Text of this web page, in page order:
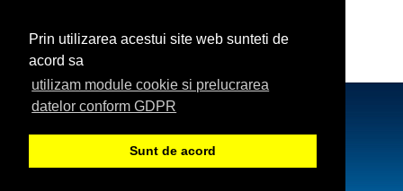
Prin utilizarea acestui site web sunteti de
acord sa
utilizam module cookie si prelucrarea
datelor conform GDPR
Sunt de acord